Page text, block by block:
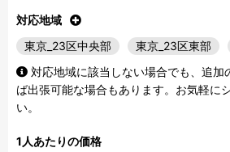
対応地域
東京_23区中央部
東京_23区東部
対応地域に該当しない場合でも、追加
ば出張可能な場合もあります。お気軽に
い。
1人あたりの価格